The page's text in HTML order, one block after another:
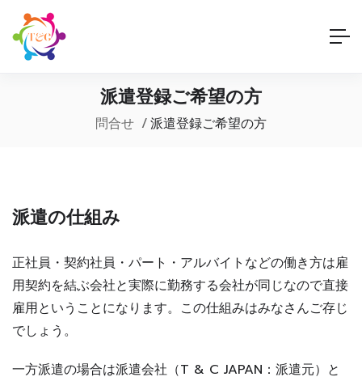
派遣登録ご希望の方
問合せ 派遣登録ご希望の方
派遣の仕組み
正社員・契約社員・パート・アルバイトなどの働き方は雇
用契約を結ぶ会社と実際に勤務する会社が同じなので直接
雇用ということになります。この仕組みはみなさんご存じ
でしょう。
一方派遣の場合は派遣会社（T & C JAPAN：派遣元）と